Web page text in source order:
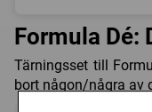
Formula Dé:
Tärningsset till
bort någon/några av